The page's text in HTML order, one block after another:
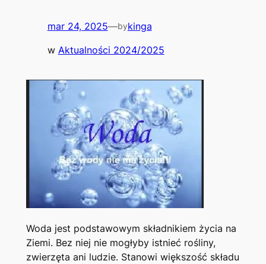
mar 24, 2025—bykinga
w Aktualności 2024/2025
Woda jest podstawowym składnikiem życia na
Ziemi. Bez niej nie mogłyby istnieć rośliny,
zwierzęta ani ludzie. Stanowi większość składu